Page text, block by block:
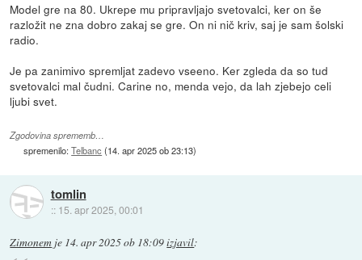
Model gre na 80. Ukrepe mu pripravljajo svetovalci, ker on še
razložit ne zna dobro zakaj se gre. On ni nič kriv, saj je sam šolski
radio.
Je pa zanimivo spremljat zadevo vseeno. Ker zgleda da so tud
svetovalci mal čudni. Carine no, menda vejo, da lah zjebejo celi
ljubi svet.
Zgodovina sprememb…
spremenilo:Telbanc (14. apr 2025 ob 23:13)
tomlin
:: 15. apr 2025, 00:01
Zimonem je 14. apr 2025 ob 18:09izjavil: